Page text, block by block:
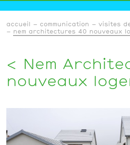
accueil communication
visites
nem architectures 40 nouveaux
Nem
nouveaux